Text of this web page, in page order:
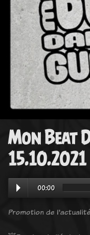
Mon Beat
15.10.2021
00:00
Promotion de